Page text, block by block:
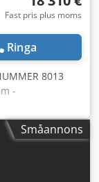
Fast pris plus moms
Ringa
8013
-
- valdiameter
ovan och
före
-
mm -
Småannons